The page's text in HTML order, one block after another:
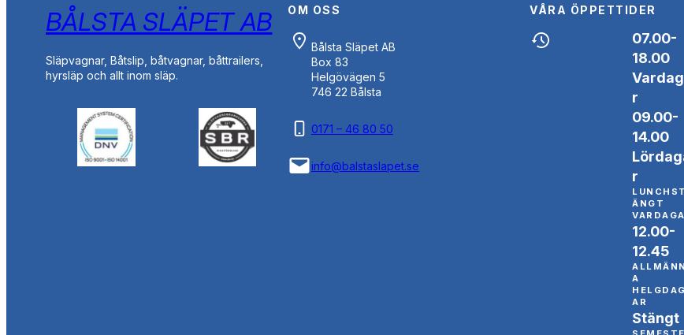
BÅLSTA SLÄPET AB
Släpvagnar, Båtslip, båtvagnar, båttrailers,
hyrsläp och allt inom släp.
OM OSS
Bålsta Släpet AB
Box 83
Helgövägen 5
746 22 Bålsta
0171 – 46 80 50
info@balstaslapet.se
VÅRA ÖPPETTIDER
07.00-
18.00
r
09.00-
14.00
r
LUNCHST
ÄNGT
12.00-
12.45
ALLMÄNN
A
HELGDAG
AR
Stängt